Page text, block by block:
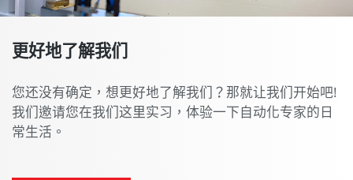
更好地了解我们
您还没有确定，想更好地了解我们？那就让我们开始吧!
我们邀请您在我们这里实习，体验一下自动化专家的日
常生活。